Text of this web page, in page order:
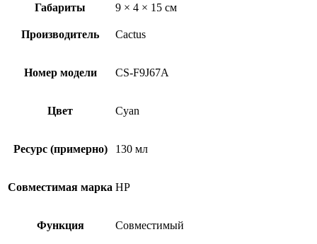
Габариты 9 × 4 × 15 см
Производитель Cactus
Номер модели CS-F9J67A
Цвет Cyan
Ресурс (примерно) 130 мл
Совместимая марка HP
Функция Совместимый